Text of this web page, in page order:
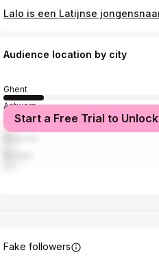
Audience location by city
Ghent
Antwerp
Kortrijk
Start a Free Trial to Unlock
Fake followers